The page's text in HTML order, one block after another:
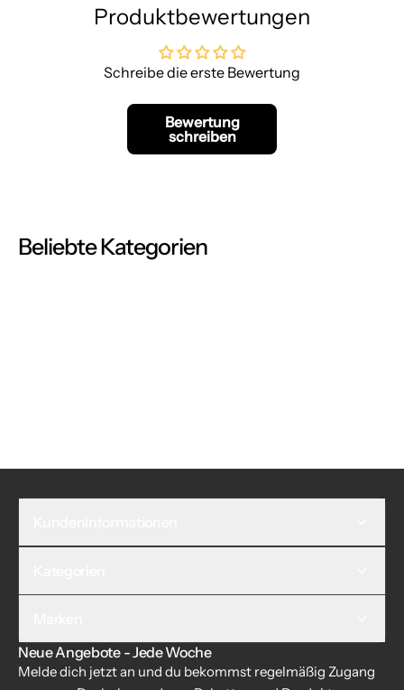
Produktbewertungen
Schreibe die erste Bewertung
Bewertung
schreiben
Beliebte Kategorien
Neue Angebote - Jede Woche
Melde dich jetzt an und du bekommst regelmäßig Zugang